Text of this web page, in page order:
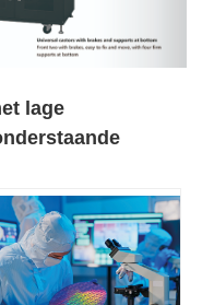
lage